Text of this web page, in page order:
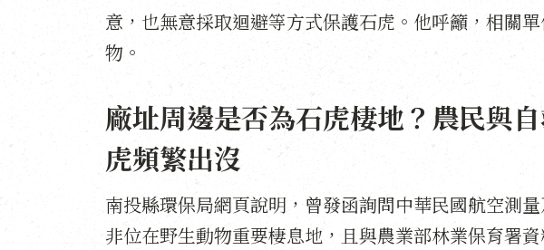
意，也無意採取迴避等方式保護石虎。他呼籲，相關
物。
廠址周邊是否為石虎棲地？農民與
虎頻繁出沒
南投縣環保局網頁說明，曾發函詢問中華民國航空測
非位在野生動物重要棲息地，且與農業部林業保育署